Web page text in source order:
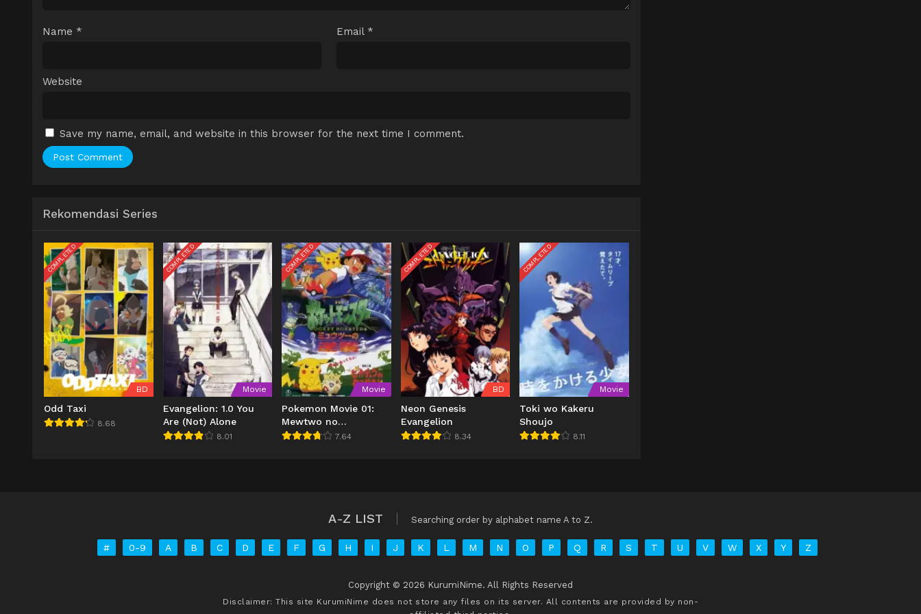
Name * Email *
Website
Save my name, email, and website in this browser for the next time I comment.
Rekomendasi Series
COMPLETED
BD
Odd Taxi
8.68
COMPLETED
Movie
Evangelion: 1.0 You
Are (Not) Alone
8.01
COMPLETED
Movie
Pokemon Movie 01:
Mewtwo no
Gyakushuu (1998)
7.64
COMPLETED
BD
Neon Genesis
Evangelion
8.34
COMPLETED
Movie
Toki wo Kakeru
Shoujo
8.11
A-Z LIST Searching order by alphabet name A to Z.
# 0-9 A B C D E F G H I J K L M N O P Q R S T U V W X Y Z
Copyright © 2026 KurumiNime. All Rights Reserved
Disclaimer: This site KurumiNime does not store any files on its server. All contents are provided by non-